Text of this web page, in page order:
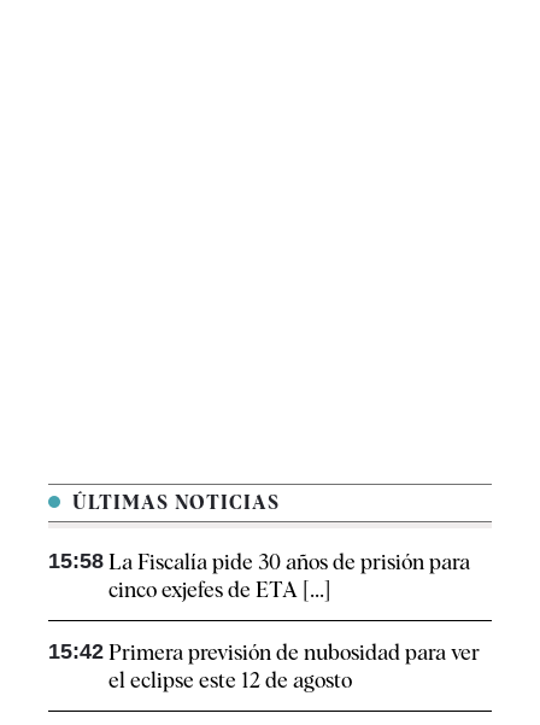
ÚLTIMAS NOTICIAS
15:58 La Fiscalía pide 30 años de prisión para
cinco exjefes de ETA [...]
15:42 Primera previsión de nubosidad para ver
el eclipse este 12 de agosto